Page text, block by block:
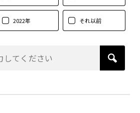
2022年 それ以前